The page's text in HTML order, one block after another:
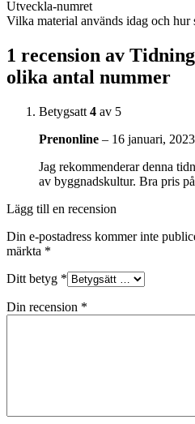
Utveckla-numret
Vilka material används idag och hur
1 recension av
olika antal nummer
Betygsatt 4 av 5
Prenonline – 16 januari, 2023
Jag rekommenderar denna
av byggnadskultur. Bra pris
Lägg till en recension
Din e-postadress kommer inte
märkta *
Ditt betyg *
Din recension *